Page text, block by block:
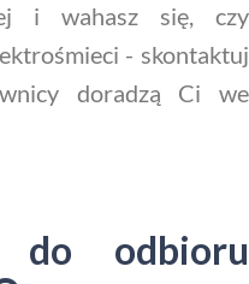
i wahasz się, czy
- skontaktuj
doradzą Ci we
do odbioru